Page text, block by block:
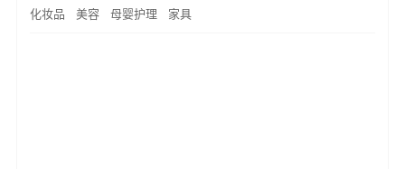
化妆品
美容 母婴护理 家具